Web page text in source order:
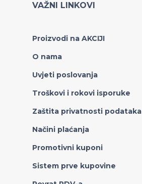
VAŽNI LINKOVI
Proizvodi na AKCIJI
O nama
Uvjeti poslovanja
Troškovi i rokovi isporuke
Zaštita privatnosti podataka
Načini plaćanja
Promotivni kuponi
Sistem prve kupovine